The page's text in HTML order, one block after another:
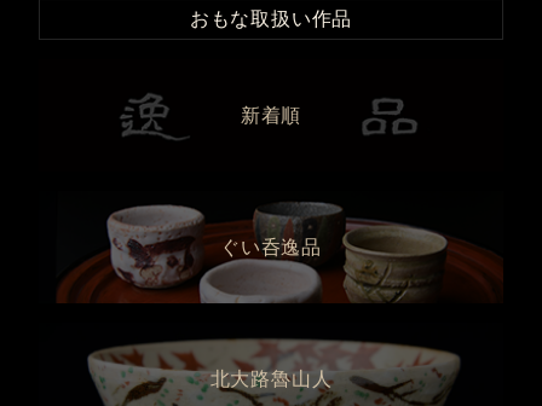
おもな取扱い作品
新着順
ぐい呑逸品
北大路魯山人